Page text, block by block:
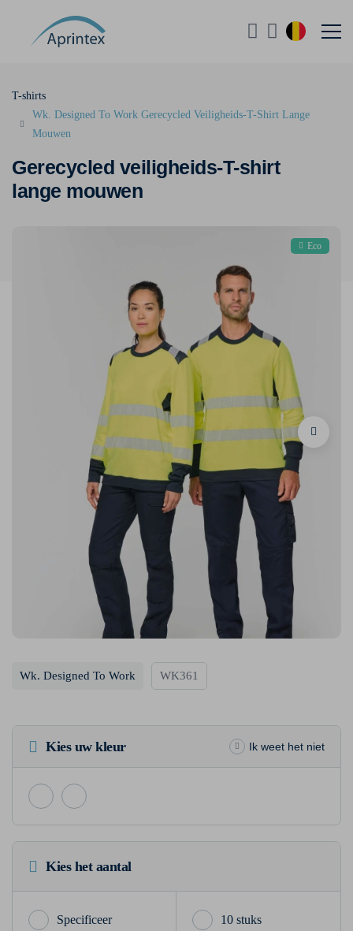
Gerecycled veiligheids-T-shirt
lange mouwen
T-shirts
Wk. Designed To Work Gerecycled Veiligheids-T-Shirt Lange
Mouwen
Eco
Wk. Designed To Work WK361
Kies uw kleur Ik weet het niet
Kies het aantal
10 stuks